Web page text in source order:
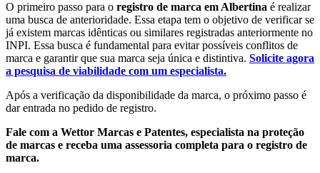
O primeiro passo para o registro de marca em Albertina é realizar
uma busca de anterioridade. Essa etapa tem o objetivo de verificar se
já existem marcas idênticas ou similares registradas anteriormente no
INPI. Essa busca é fundamental para evitar possíveis conflitos de
marca e garantir que sua marca seja única e distintiva. Solicite agora
a pesquisa de viabilidade com um especialista.
Após a verificação da disponibilidade da marca, o próximo passo é
dar entrada no pedido de registro.
Fale com a Wettor Marcas e Patentes, especialista na proteção
de marcas e receba uma assessoria completa para o registro de
marca.